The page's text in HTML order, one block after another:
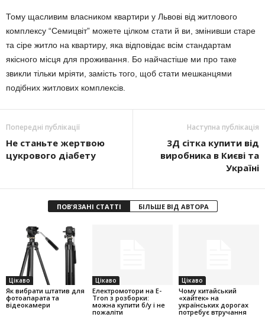
Тому щасливим власником квартири у Львові від житлового
комплексу “Семицвіт” можете цілком стати й ви, змінивши старе
та сіре житло на квартиру, яка відповідає всім стандартам
якісного місця для проживання. Бо найчастіше ми про таке
звикли тільки мріяти, замість того, щоб стати мешканцями
подібних житлових комплексів.
Попередні публікації
Не станьте жертвою
цукрового діабету
Наступна публікація
3Д сітка купити від
виробника в Києві та
Україні
ПОВ'ЯЗАНІ СТАТТІ БІЛЬШЕ ВІД АВТОРА
Цікаво
Як вибрати штатив для
фотоапарата та
відеокамери
Цікаво
Електромотори на E-
Tron з розборки:
можна купити б/у і не
пожаліти
Цікаво
Чому китайський
«хайтек» на
українських дорогах
потребує втручання